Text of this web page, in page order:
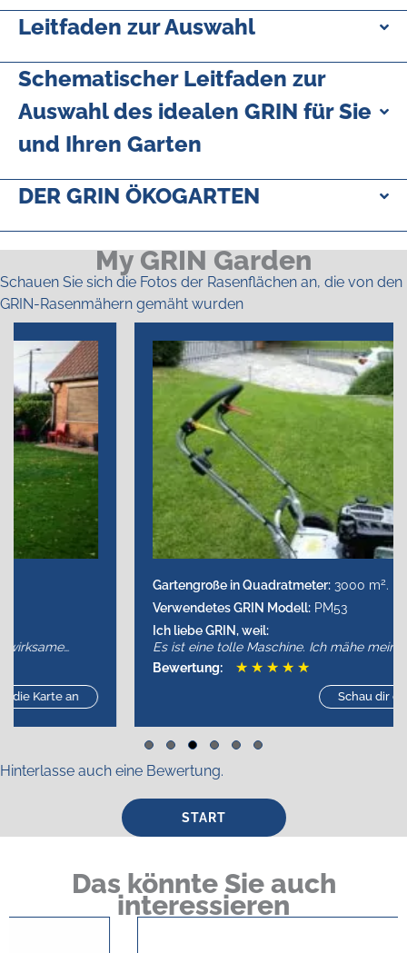
Leitfaden zur Auswahl
Schematischer Leitfaden zur
Auswahl des idealen GRIN für Sie
und Ihren Garten
DER GRIN ÖKOGARTEN
My GRIN Garden
Schauen Sie sich die Fotos der Rasenflächen an, die von den
GRIN-Rasenmähern gemäht wurden
Gartengroße in Quadratmeter: 3000 m2.
Verwendetes GRIN Modell: PM53
Ich liebe GRIN, weil:
Es ist eine tolle Maschine. Ich mähe meinen Garten in
kurzer Zeit. Es macht sogar Spaß, das Gras zu mähen.
★★★
Schau dir die Karte an
Slide group 1
Slide group 2
Slide group 3
Slide group 4
Hinterlasse auch eine Bewertung.
START
Das könnte Sie auch
interessieren